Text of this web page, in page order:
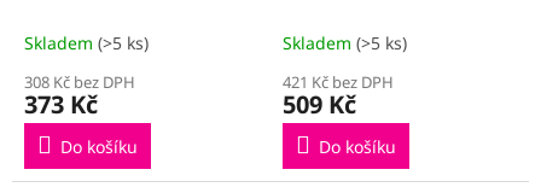
Skladem (>5 ks)
308 Kč bez DPH
373 Kč
Do košíku
Skladem (>5 ks)
421 Kč bez DPH
509 Kč
Do košíku